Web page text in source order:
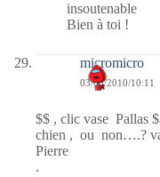
insoutenable
Bien à toi !
micromicro
03/03/2010/10:11
$$ , clic vase Pallas
chien , ou non….?
Pierre
.